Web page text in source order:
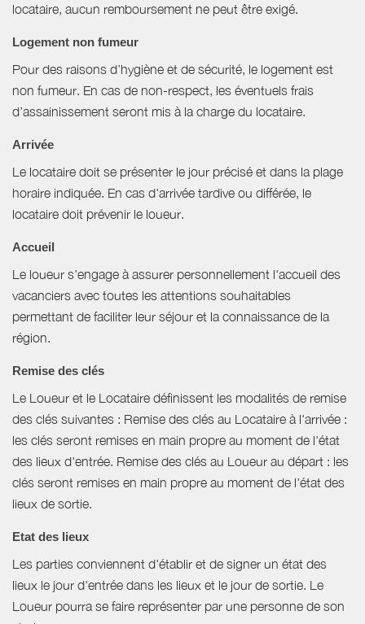
locataire, aucun remboursement ne peut être exigé.
Logement non fumeur
Pour des raisons d’hygiène et de sécurité, le logement est
non fumeur. En cas de non-respect, les éventuels frais
d’assainissement seront mis à la charge du locataire.
Arrivée
Le locataire doit se présenter le jour précisé et dans la plage
horaire indiquée. En cas d'arrivée tardive ou différée, le
locataire doit prévenir le loueur.
Accueil
Le loueur s'engage à assurer personnellement l'accueil des
vacanciers avec toutes les attentions souhaitables
permettant de faciliter leur séjour et la connaissance de la
région.
Remise des clés
Le Loueur et le Locataire définissent les modalités de remise
des clés suivantes : Remise des clés au Locataire à l'arrivée :
les clés seront remises en main propre au moment de l'état
des lieux d'entrée. Remise des clés au Loueur au départ : les
clés seront remises en main propre au moment de l'état des
lieux de sortie.
Etat des lieux
Les parties conviennent d'établir et de signer un état des
lieux le jour d'entrée dans les lieux et le jour de sortie. Le
Loueur pourra se faire représenter par une personne de son